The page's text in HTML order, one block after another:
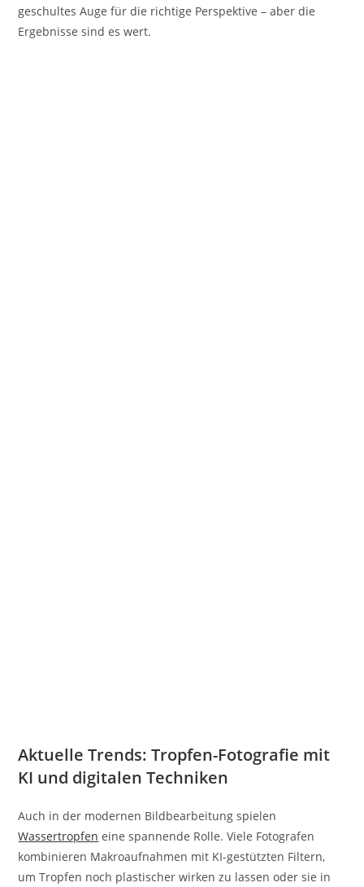
geschultes Auge für die richtige Perspektive – aber die
Ergebnisse sind es wert.
Aktuelle Trends: Tropfen-Fotografie mit
KI und digitalen Techniken
Auch in der modernen Bildbearbeitung spielen
Wassertropfen eine spannende Rolle. Viele Fotografen
kombinieren Makroaufnahmen mit KI-gestützten Filtern,
um Tropfen noch plastischer wirken zu lassen oder sie in